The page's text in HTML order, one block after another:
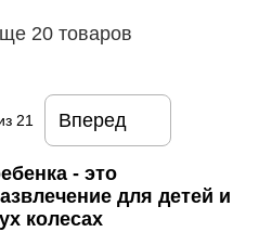
20 товаров
21 Вперед
- это
для детей и
колесах